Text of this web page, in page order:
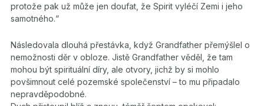
protože pak už může jen doufat, že Spirit vyléčí Zemi i jeho
samotného.“
Následovala dlouhá přestávka, když Grandfather přemýšlel o
nemožnosti děr v obloze. Jistě Grandfather věděl, že tam
mohou být spirituální díry, ale otvory, jichž by si mohlo
povšimnout celé pozemské společenství – to mu připadalo
nepravděpodobné.